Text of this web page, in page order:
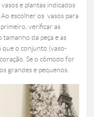
e plantas indicados
escolher os vasos para
primeiro, verificar as
da peça e as
que o conjunto (vaso-
Se o cômodo for
grandes e pequenos.